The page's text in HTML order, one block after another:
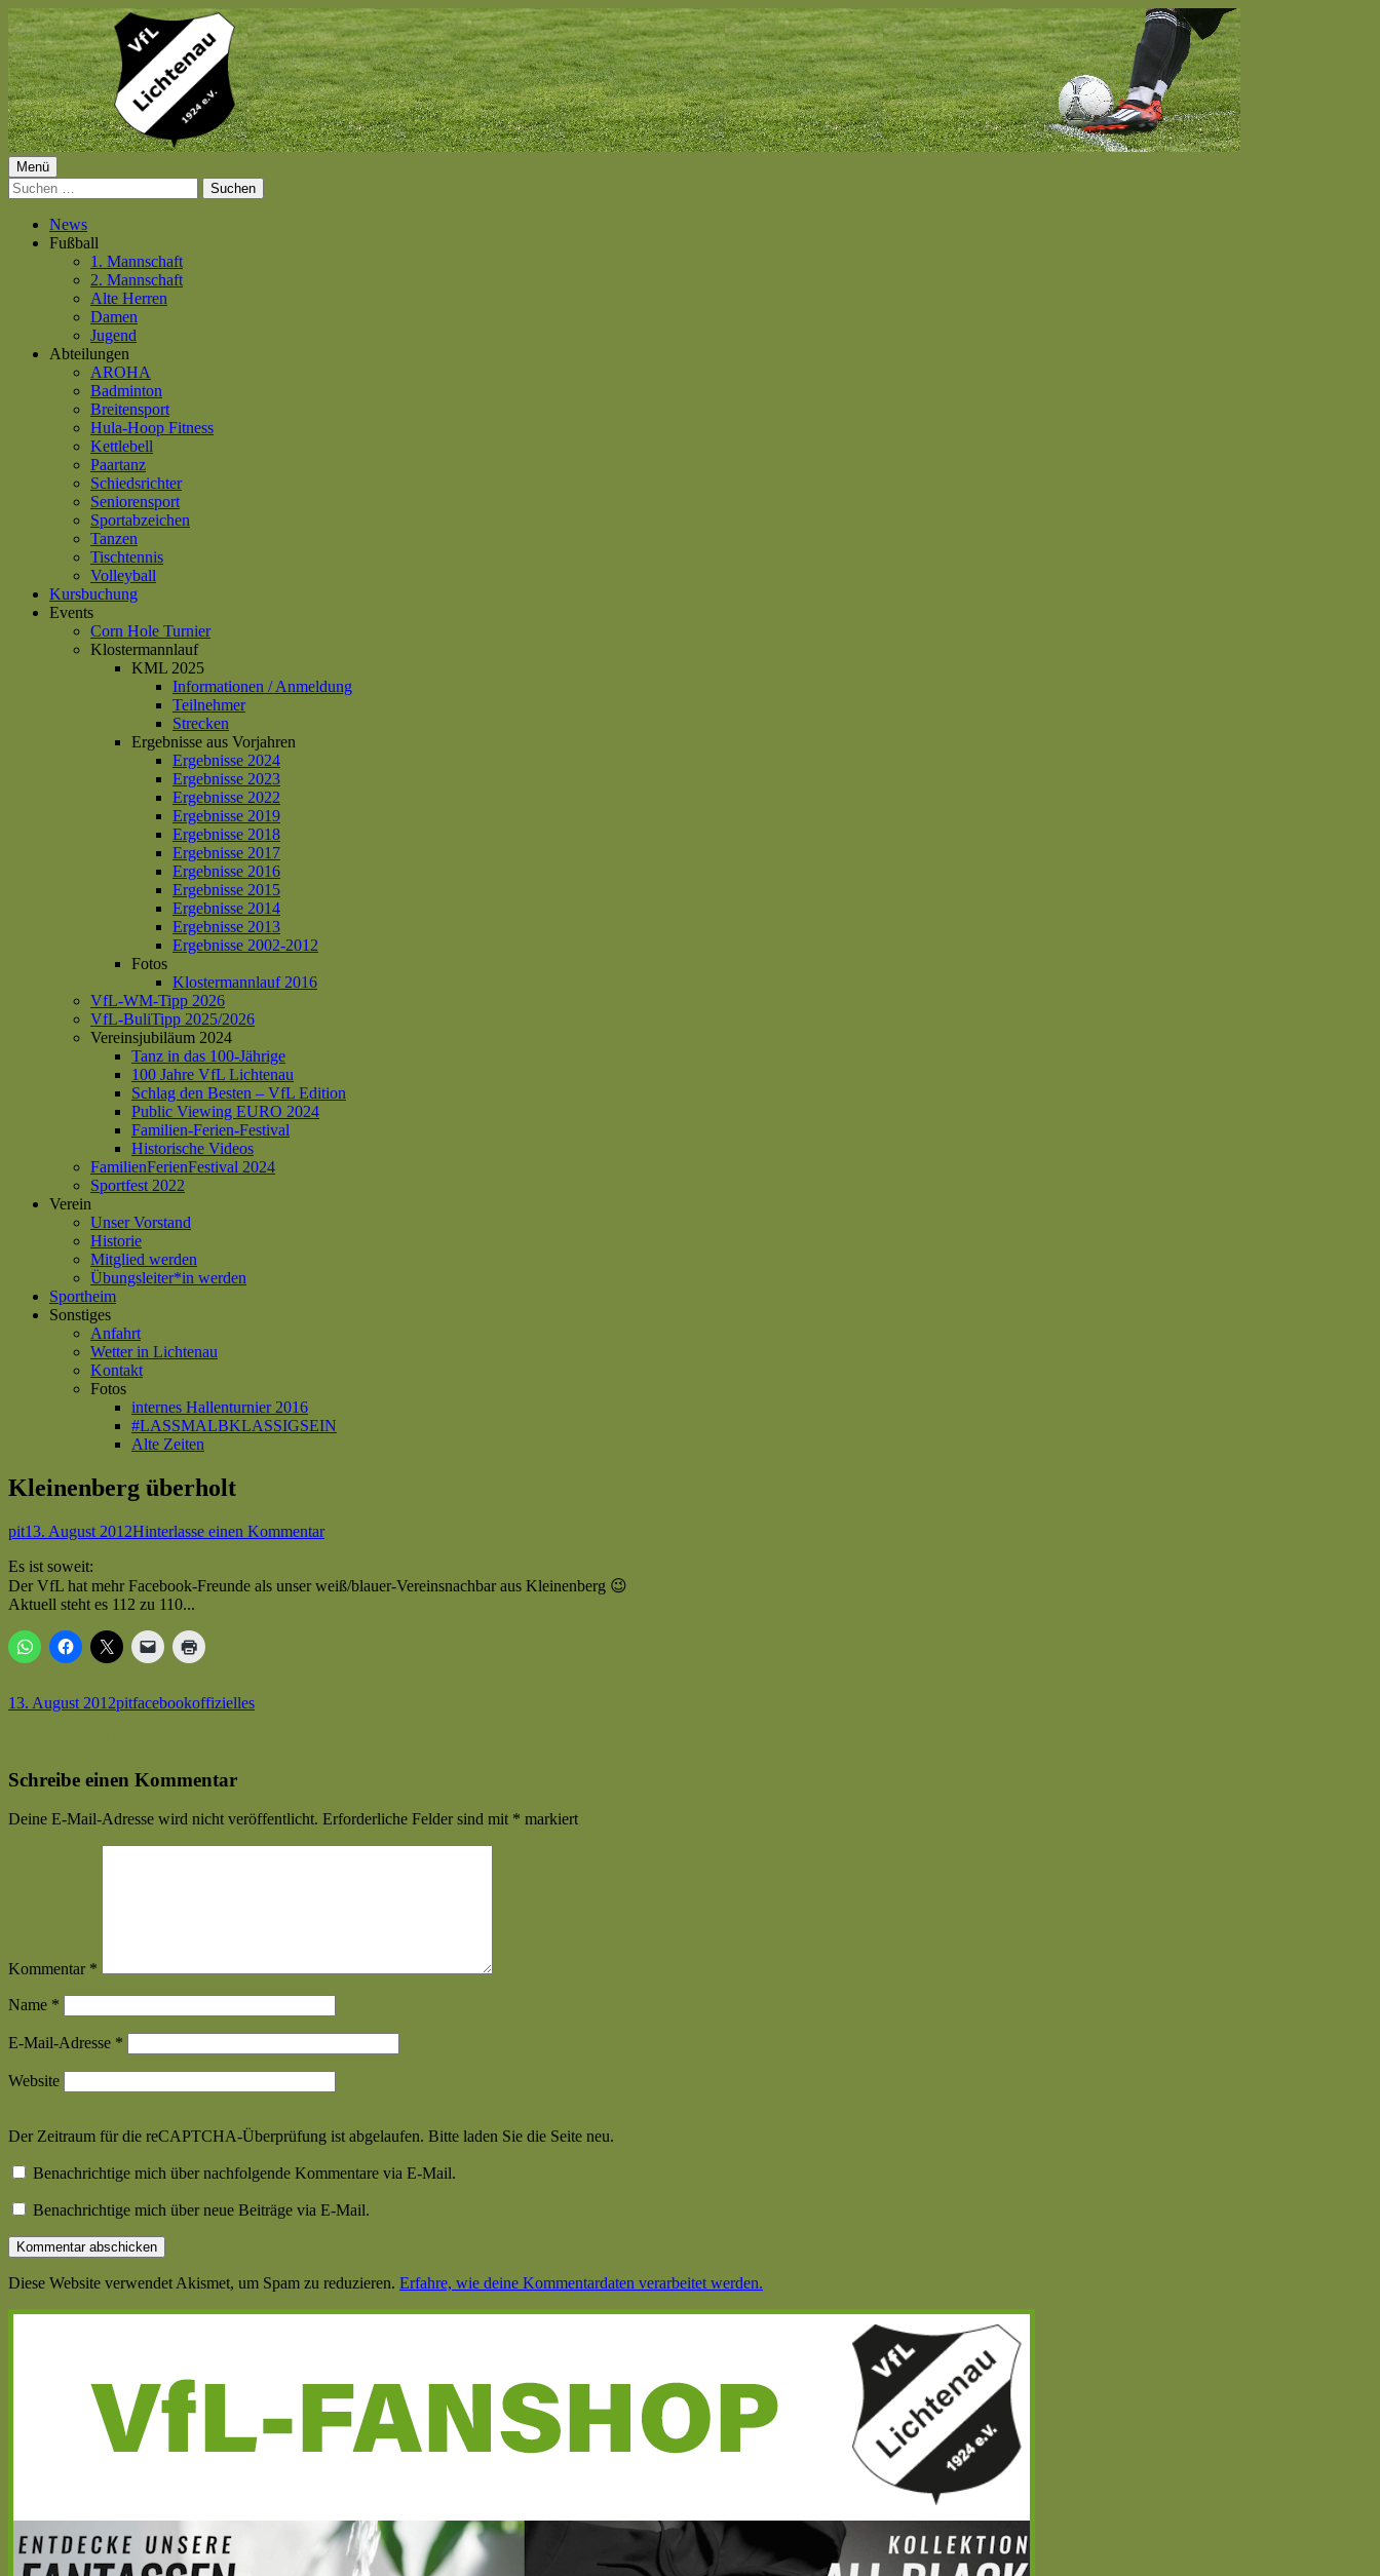
Springe
zum
Inhalt
VfL Lichtenau 1924 e.V.
Primäres
Menü
Menü
Suchen
nach:
News
Fußball
1. Mannschaft
2. Mannschaft
Alte Herren
Damen
Jugend
Abteilungen
AROHA
Badminton
Breitensport
Hula-Hoop Fitness
Kettlebell
Paartanz
Schiedsrichter
Seniorensport
Sportabzeichen
Tanzen
Tischtennis
Volleyball
Kursbuchung
Events
Corn Hole Turnier
Klostermannlauf
KML 2025
Informationen / Anmeldung
Teilnehmer
Strecken
Ergebnisse aus Vorjahren
Ergebnisse 2024
Ergebnisse 2023
Ergebnisse 2022
Ergebnisse 2019
Ergebnisse 2018
Ergebnisse 2017
Ergebnisse 2016
Ergebnisse 2015
Ergebnisse 2014
Ergebnisse 2013
Ergebnisse 2002-2012
Fotos
Klostermannlauf 2016
VfL-WM-Tipp 2026
VfL-BuliTipp 2025/2026
Vereinsjubiläum 2024
Tanz in das 100-Jährige
100 Jahre VfL Lichtenau
Schlag den Besten – VfL Edition
Public Viewing EURO 2024
Familien-Ferien-Festival
Historische Videos
FamilienFerienFestival 2024
Sportfest 2022
Verein
Unser Vorstand
Historie
Mitglied werden
Übungsleiter*in werden
Sportheim
Sonstiges
Anfahrt
Wetter in Lichtenau
Kontakt
Fotos
internes Hallenturnier 2016
#LASSMALBKLASSIGSEIN
Alte Zeiten
Kleinenberg überholt
Autor
pitVeröffentlicht
13. August 2012Hinterlasse einen Kommentarzu
Es ist soweit:
Der VfL hat mehr Facebook-Freunde als unser weiß/blauer-Vereinsnachbar aus Kleinenberg 😉
Aktuell steht es 112 zu 110...
Veröffentlicht
13. August 2012Autor
pitKategorien
facebookSchlagwörter
offizielles
Schreibe einen Kommentar
Deine E-Mail-Adresse wird nicht veröffentlicht. Erforderliche Felder sind mit * markiert
Kommentar *
Name *
E-Mail-Adresse *
Website
Der Zeitraum für die reCAPTCHA-Überprüfung ist abgelaufen. Bitte laden Sie die Seite neu.
Benachrichtige mich über nachfolgende Kommentare via E-Mail.
Benachrichtige mich über neue Beiträge via E-Mail.
Diese Website verwendet Akismet, um Spam zu reduzieren. Erfahre, wie deine Kommentardaten verarbeitet werden.
Haupt-